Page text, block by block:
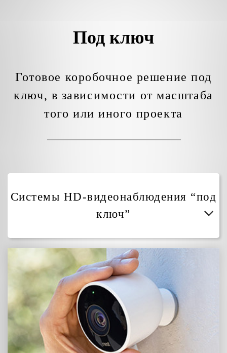
Под ключ
Готовое коробочное решение под
ключ, в зависимости от масштаба
того или иного проекта
Системы HD-видеонаблюдения “под
ключ”